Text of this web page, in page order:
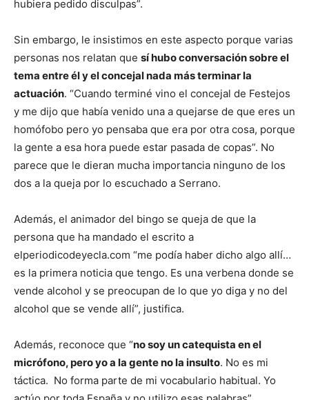
hubiera pedido disculpas”.
Sin embargo, le insistimos en este aspecto porque varias
personas nos relatan que sí hubo conversación sobre el
tema entre él y el concejal nada más terminar la
actuación. “Cuando terminé vino el concejal de Festejos
y me dijo que había venido una a quejarse de que eres un
homófobo pero yo pensaba que era por otra cosa, porque
la gente a esa hora puede estar pasada de copas”. No
parece que le dieran mucha importancia ninguno de los
dos a la queja por lo escuchado a Serrano.
Además, el animador del bingo se queja de que la
persona que ha mandado el escrito a
elperiodicodeyecla.com “me podía haber dicho algo allí…
es la primera noticia que tengo. Es una verbena donde se
vende alcohol y se preocupan de lo que yo diga y no del
alcohol que se vende allí”, justifica.
Además, reconoce que “no soy un catequista en el
micrófono, pero yo a la gente no la insulto. No es mi
táctica. No forma parte de mi vocabulario habitual. Yo